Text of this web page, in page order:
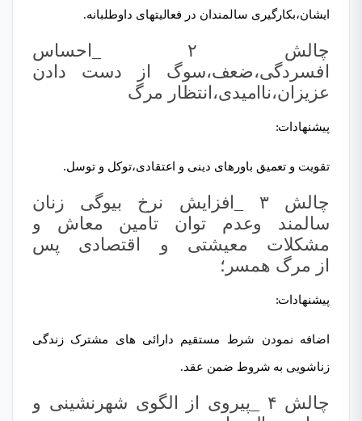
ایشان،بکارگیری سالمندان در فعالیتھای داوطلبانه.
چالش ۲ _احساس
افسردگی،ضعف،سوگ از دست دادن
عزیزان،ناامیدی،انتظار مرگ
پیشنھادات:
تقویت و تعمیق باورهای دینی و اعتقادی،توکل و توسل.
چالش ۳ _افزایش نرخ بیوگی زنان
سالمند وعدم توان تامین معاش و
مشکلات معیشتی و اقتصادی پس
از مرگ همسر؛
پیشنھادات:
اضافه نمودن شرط مستقیم دارائی های مشترک زندگی
زناشویی به شروط ضمن عقد.
چالش ۴ _پیروی از الگوی شھرنشینی و